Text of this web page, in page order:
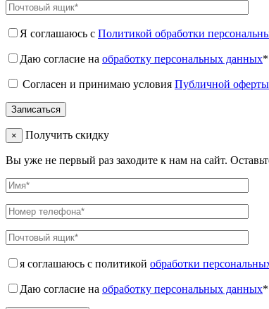
Я соглашаюсь с Политикой обработки
Даю согласие на обработку персональных данных*
Согласен и принимаю условия Публичной оферты
× Получить скидку
Вы уже не первый раз заходите к нам на сайт.
я соглашаюсь с политикой обработки
Даю согласие на обработку персональных данных*